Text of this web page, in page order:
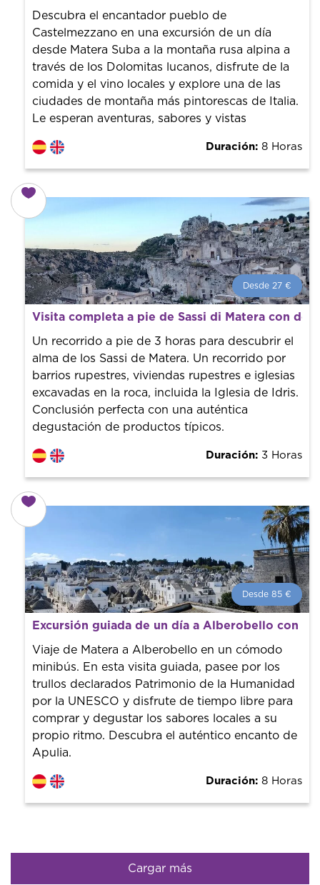
guías de la ciudad para tener el mejor precio y servicio.
Descubra el encantador pueblo de
Castelmezzano en una excursión de un día
desde Matera Suba a la montaña rusa alpina a
través de los Dolomitas lucanos, disfrute de la
comida y el vino locales y explore una de las
ciudades de montaña más pintorescas de Italia.
Le esperan aventuras, sabores y vistas
Duración: 8 Horas
Desde 27 €
Desde 27 € por persona.
¡Reserva con nosotros! Colaboramos con los mejores
guías de la ciudad para tener el mejor precio y servicio.
Visita completa a pie de Sassi di Matera con
Un recorrido a pie de 3 horas para descubrir el
alma de los Sassi de Matera. Un recorrido por
barrios rupestres, viviendas rupestres e iglesias
excavadas en la roca, incluida la Iglesia de Idris.
Conclusión perfecta con una auténtica
degustación de productos típicos.
Duración: 3 Horas
Desde 85 €
Desde 85 €
por persona.
¡Reserva con nosotros! Colaboramos con los mejores
guías de la ciudad para tener el mejor precio y servicio.
Excursión guiada de un día a Alberobello con
Viaje de Matera a Alberobello en un cómodo
minibús. En esta visita guiada, pasee por los
trullos declarados Patrimonio de la Humanidad
por la UNESCO y disfrute de tiempo libre para
comprar y degustar los sabores locales a su
propio ritmo. Descubra el auténtico encanto de
Apulia.
Duración: 8 Horas
Cargar más